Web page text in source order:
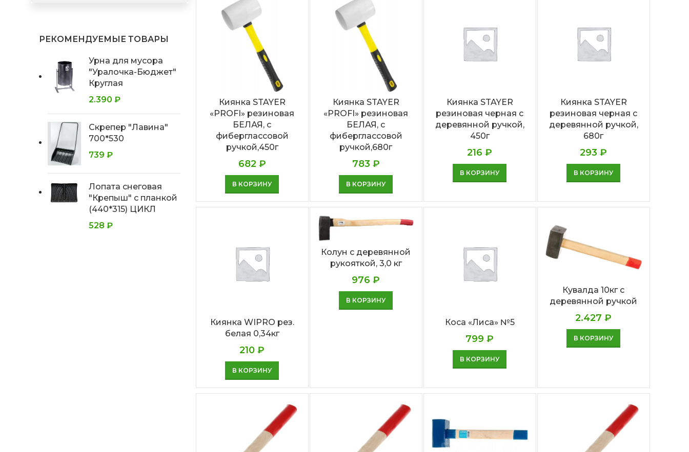
РЕКОМЕНДУЕМЫЕ ТОВАРЫ
Урна для мусора
"Уралочка-Бюджет"
Круглая
2.390 ₽
Скрепер "Лавина"
700*530
739 ₽
Лопата снеговая
"Крепыш" с планкой
(440*315) ЦИКЛ
528 ₽
Киянка STAYER
«PROFI» резиновая
БЕЛАЯ, с
фиберглассовой
ручкой,450г
682 ₽
В КОРЗИНУ
Киянка STAYER
«PROFI» резиновая
БЕЛАЯ, с
фиберглассовой
ручкой,680г
783 ₽
В КОРЗИНУ
Киянка STAYER
резиновая черная с
деревянной ручкой,
450г
216₽
В КОРЗИНУ
Киянка STAYER
резиновая черная с
деревянной ручкой,
680г
293₽
В КОРЗИНУ
Киянка WIPRO рез.
белая 0,34кг
210₽
В КОРЗИНУ
Колун с деревянной
рукояткой, 3,0 кг
976₽
В КОРЗИНУ
Коса «Лиса» №5
799₽
В КОРЗИНУ
Кувалда 10кг с
деревянной ручкой
2.427₽
В КОРЗИНУ